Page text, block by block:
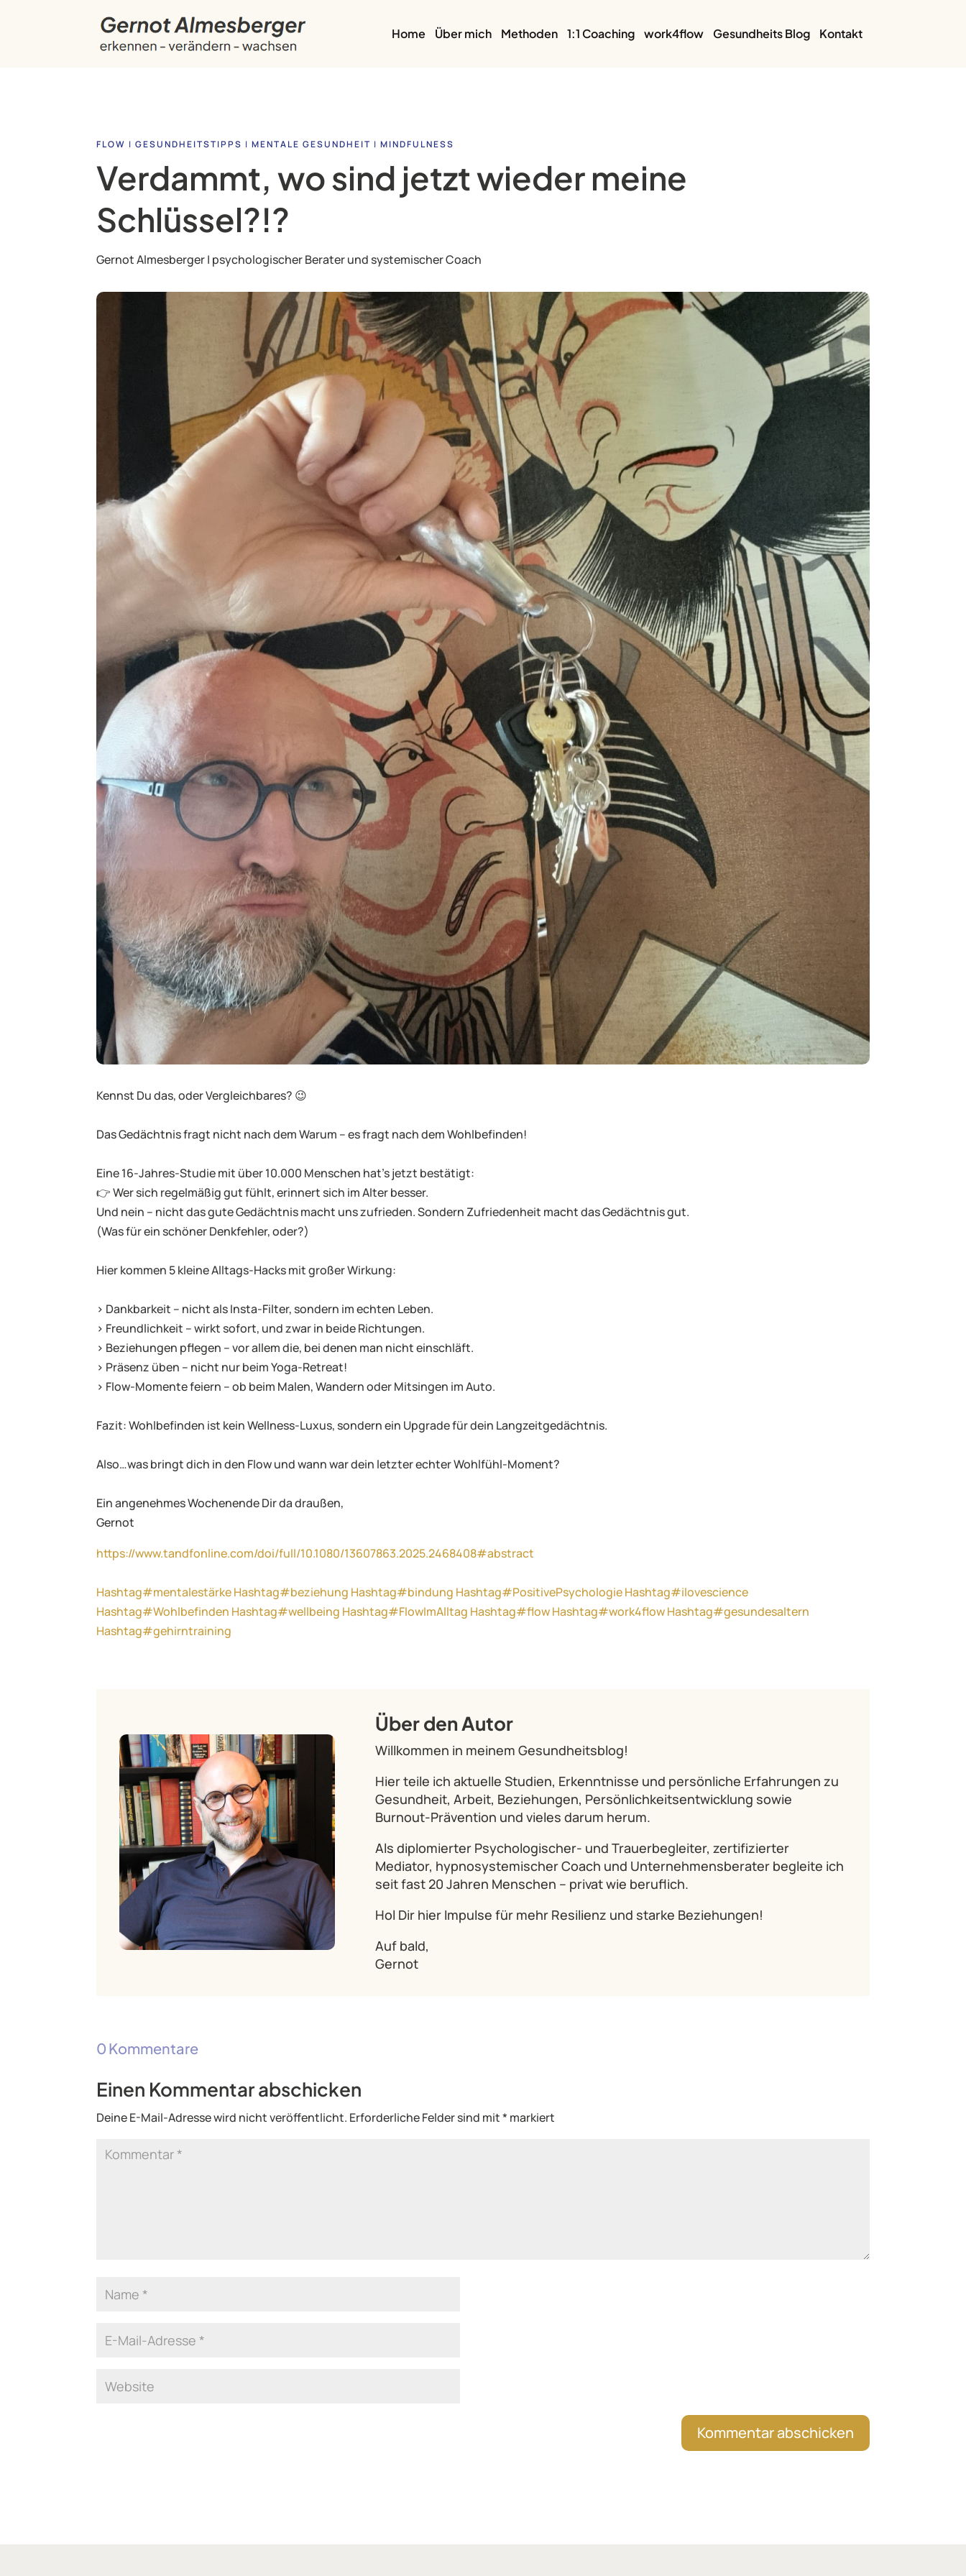
Home Über mich Methoden 1:1 Coaching work4flow Gesundheits Blog Kontakt
FLOW |GESUNDHEITSTIPPS |MENTALE GESUNDHEIT |MINDFULNESS
Verdammt, wo sind jetzt wieder meine
Schlüssel?!?
Gernot Almesberger | psychologischer Berater und systemischer Coach
Kennst Du das, oder Vergleichbares? 😉
Das Gedächtnis fragt nicht nach dem Warum – es fragt nach dem Wohlbefinden!
Eine 16-Jahres-Studie mit über 10.000 Menschen hat’s jetzt bestätigt:
👉 Wer sich regelmäßig gut fühlt, erinnert sich im Alter besser.
Und nein – nicht das gute Gedächtnis macht uns zufrieden. Sondern Zufriedenheit macht das Gedächtnis gut.
(Was für ein schöner Denkfehler, oder?)
Hier kommen 5 kleine Alltags-Hacks mit großer Wirkung:
> Dankbarkeit – nicht als Insta-Filter, sondern im echten Leben.
> Freundlichkeit – wirkt sofort, und zwar in beide Richtungen.
> Beziehungen pflegen – vor allem die, bei denen man nicht einschläft.
> Präsenz üben – nicht nur beim Yoga-Retreat!
> Flow-Momente feiern – ob beim Malen, Wandern oder Mitsingen im Auto.
Fazit: Wohlbefinden ist kein Wellness-Luxus, sondern ein Upgrade für dein Langzeitgedächtnis.
Also…was bringt dich in den Flow und wann war dein letzter echter Wohlfühl-Moment?
Ein angenehmes Wochenende Dir da draußen,
Gernot
https://www.tandfonline.com/doi/full/10.1080/13607863.2025.2468408#abstract
Hashtag#mentalestärkeHashtag#beziehung Hashtag#bindung Hashtag#PositivePsychologieHashtag#ilovescience
Hashtag#Wohlbefinden Hashtag#wellbeing Hashtag#FlowImAlltag Hashtag#flowHashtag#work4flowHashtag#gesundesaltern
Hashtag#gehirntraining
Über den Autor
Willkommen in meinem Gesundheitsblog!
Hier teile ich aktuelle Studien, Erkenntnisse und persönliche Erfahrungen zu
Gesundheit, Arbeit, Beziehungen, Persönlichkeitsentwicklung sowie
Burnout-Prävention und vieles darum herum.
Als diplomierter Psychologischer- und Trauerbegleiter, zertifizierter
Mediator, hypnosystemischer Coach und Unternehmensberater begleite ich
seit fast 20 Jahren Menschen – privat wie beruflich.
Hol Dir hier Impulse für mehr Resilienz und starke Beziehungen!
Auf bald,
Gernot
0 Kommentare
Einen Kommentar abschicken
Deine E-Mail-Adresse wird nicht veröffentlicht. Erforderliche Felder sind mit* markiert
Kommentar abschicken